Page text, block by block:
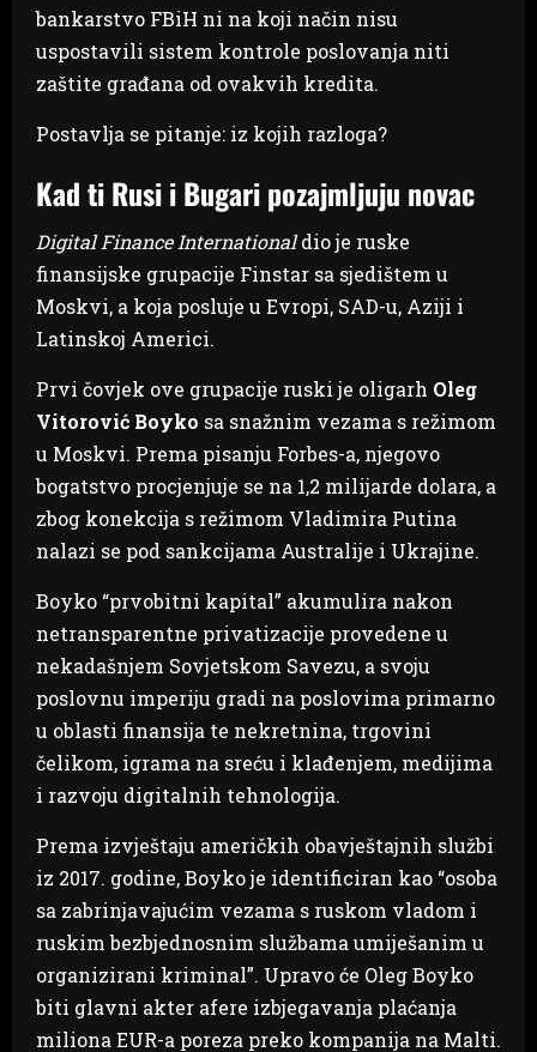
bankarstvo FBiH ni na koji način nisu
uspostavili sistem kontrole poslovanja niti
zaštite građana od ovakvih kredita.
Postavlja se pitanje: iz kojih razloga?
Kad ti Rusi i Bugari pozajmljuju novac
Digital Finance Internationaldio je ruske
finansijske grupacije Finstar sa sjedištem u
Moskvi, a koja posluje u Evropi, SAD-u, Aziji i
Latinskoj Americi.
Prvi čovjek ove grupacije ruski je oligarh Oleg
Vitorović Boyko sa snažnim vezama s režimom
u Moskvi. Prema pisanju Forbes-a, njegovo
bogatstvo procjenjuje se na 1,2 milijarde dolara, a
zbog konekcija s režimom Vladimira Putina
nalazi se pod sankcijama Australije i Ukrajine.
Boyko “prvobitni kapital” akumulira nakon
netransparentne privatizacije provedene u
nekadašnjem Sovjetskom Savezu, a svoju
poslovnu imperiju gradi na poslovima primarno
u oblasti finansija te nekretnina, trgovini
čelikom, igrama na sreću i klađenjem, medijima
i razvoju digitalnih tehnologija.
Prema izvještaju američkih obavještajnih službi
iz 2017. godine, Boyko je identificiran kao “osoba
sa zabrinjavajućim vezama s ruskom vladom i
ruskim bezbjednosnim službama umiješanim u
organizirani kriminal”. Upravo će Oleg Boyko
biti glavni akter afere izbjegavanja plaćanja
miliona EUR-a poreza preko kompanija na Malti.